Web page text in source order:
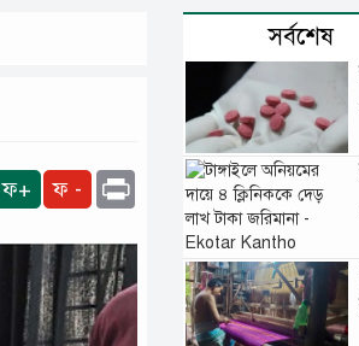
ফ+ ফ - Print
সর্বশেষ